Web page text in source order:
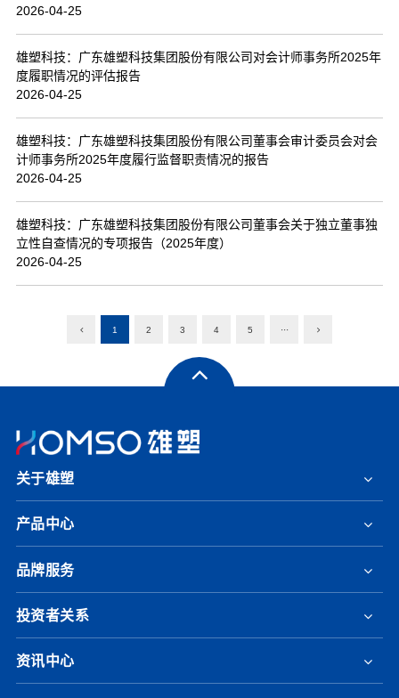
2026-04-25
雄塑科技：广东雄塑科技集团股份有限公司对会计师事务所2025年
度履职情况的评估报告
2026-04-25
雄塑科技：广东雄塑科技集团股份有限公司董事会审计委员会对会
计师事务所2025年度履行监督职责情况的报告
2026-04-25
雄塑科技：广东雄塑科技集团股份有限公司董事会关于独立董事独
立性自查情况的专项报告（2025年度）
2026-04-25
1 2 3 4 5 ···
关于雄塑
产品中心
品牌服务
投资者关系
资讯中心